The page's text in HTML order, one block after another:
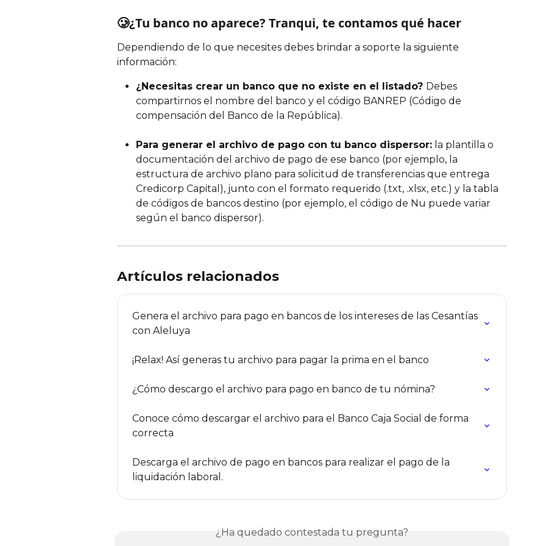
🥲¿Tu banco no aparece? Tranqui, te contamos qué hacer
Dependiendo de lo que necesites debes brindar a soporte la siguiente
información:
¿Necesitas crear un banco que no existe en el listado? Debes
compartirnos el nombre del banco y el código BANREP​ (Código de
compensación del Banco de la República).
Para generar el archivo de pago con tu banco dispersor: la plantilla o
documentación del archivo de pago de ese banco (por ejemplo, la
estructura de archivo plano para solicitud de transferencias que entrega
Credicorp Capital), junto con el formato requerido (.txt, .xlsx, etc.) y la tabla
de códigos de bancos destino (por ejemplo, el código de Nu puede variar
según el banco dispersor).
Artículos relacionados
Genera el archivo para pago en bancos de los intereses de las Cesantías
con Aleluya
¡Relax! Así generas tu archivo para pagar la prima en el banco
¿Cómo descargo el archivo para pago en banco de tu nómina?
Conoce cómo descargar el archivo para el Banco Caja Social de forma
correcta
Descarga el archivo de pago en bancos para realizar el pago de la
liquidación laboral.
¿Ha quedado contestada tu pregunta?